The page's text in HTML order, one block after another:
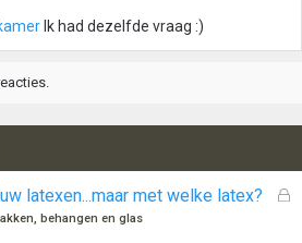
Ik had dezelfde vraag :)
G
latexen...maar met welke latex?
behangen en glas